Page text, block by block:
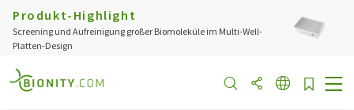
Produkt-Highlight
Screening und Aufreinigung großer Biomoleküle im Multi-Well-
Platten-Design